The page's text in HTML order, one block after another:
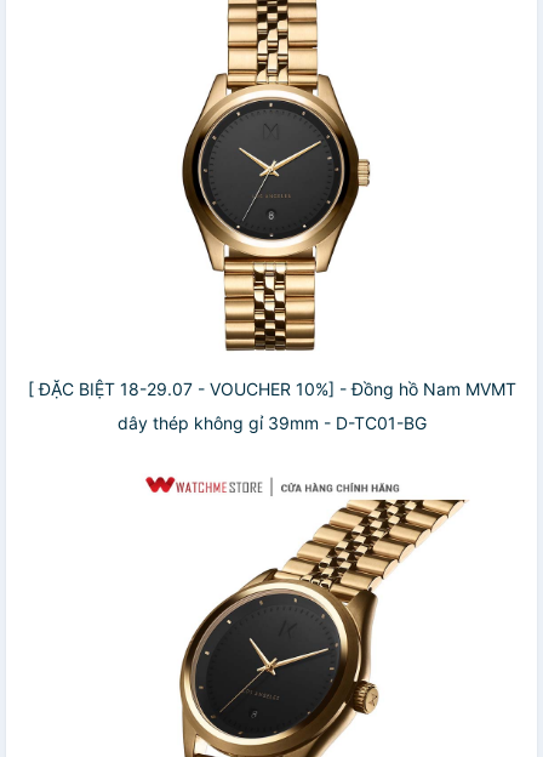
[ ĐẶC BIỆT 18-29.07 - VOUCHER 10%] - Đồng hồ Nam MVMT
dây thép không gỉ 39mm - D-TC01-BG